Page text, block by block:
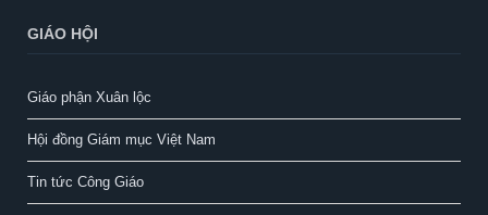
GIÁO HỘI
Giáo phận Xuân lộc
Hội đồng Giám mục Việt Nam
Tin tức Công Giáo